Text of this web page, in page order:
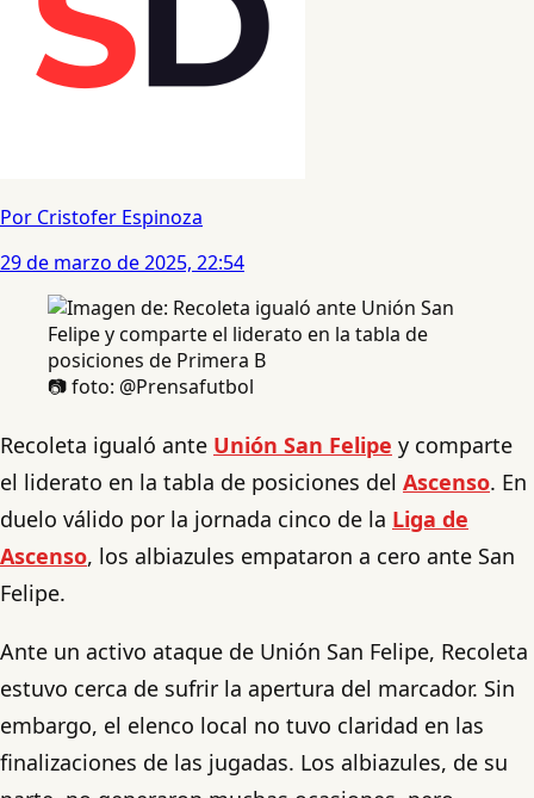
Por Cristofer Espinoza
29 de marzo de 2025, 22:54
📷 foto: @Prensafutbol
Recoleta igualó ante Unión San Felipe y comparte
el liderato en la tabla de posiciones del Ascenso. En
duelo válido por la jornada cinco de la Liga de
Ascenso, los albiazules empataron a cero ante San
Felipe.
Ante un activo ataque de Unión San Felipe, Recoleta
estuvo cerca de sufrir la apertura del marcador. Sin
embargo, el elenco local no tuvo claridad en las
finalizaciones de las jugadas. Los albiazules, de su